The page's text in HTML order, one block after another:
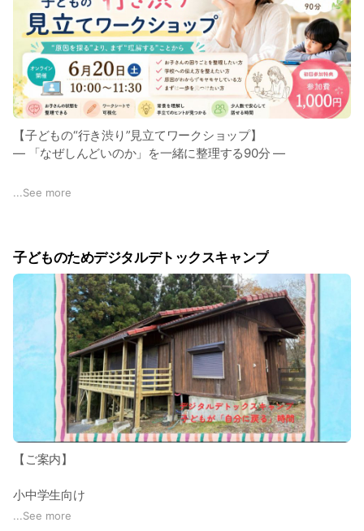
【子どもの“行き渋り”見立てワークショップ】
― 「なぜしんどいのか」を一緒に整理する90分 ―
「学校に行きたくない理由がわからない」
そんな保護者の方へ。
このワークショップでは、
“学校へ行けない・行き渋る”という行動だけを見るのではな
く、
✔ どんな場面でしんどくなるのか
✔ どこでエネルギーを消耗しているのか
✔ 本人がうまく言葉にできていない困り感は何か
を、一緒に整理していきます。
まずは “理解すること” から。
...See more
子どものためデジタルデトックスキャンプ
【ご案内】
小中学生向け
デジタルデトックスキャンプについて
...See more